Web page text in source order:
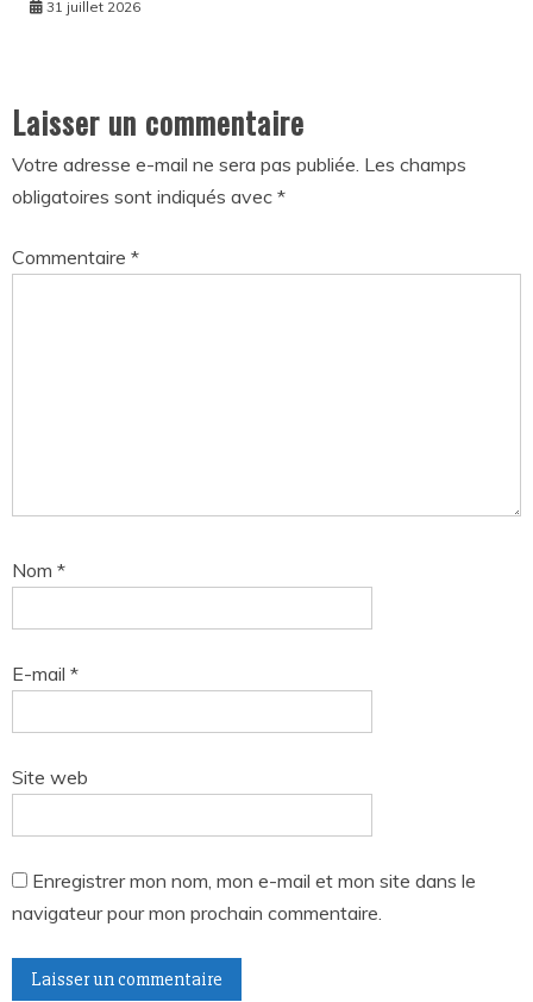
31 juillet 2026
Laisser un commentaire
Votre adresse e-mail ne sera pas publiée. Les champs
obligatoires sont indiqués avec *
Commentaire *
Nom *
E-mail *
Site web
Enregistrer mon nom, mon e-mail et mon site dans le
navigateur pour mon prochain commentaire.